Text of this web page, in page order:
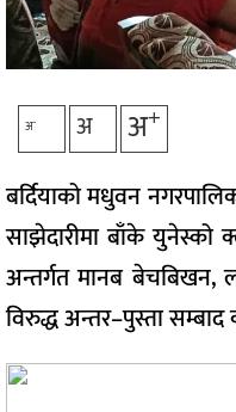
अ- अ अ+
बर्दियाको मधुवन
साझेदारीमा बाँके युनेस्को
अन्तर्गत मानब बेचबिखन,
विरुद्ध अन्तर–पुस्ता